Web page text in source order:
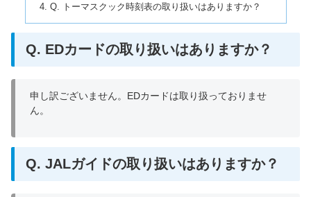
Q. トーマスクック時刻表の取り扱いはありますか？
Q. EDカードの取り扱いはありますか？
申し訳ございません。EDカードは取り扱っておりませ
ん。
Q. JALガイドの取り扱いはありますか？